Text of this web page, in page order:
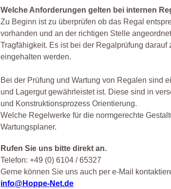
Welche Anforderungen gelten bei internen
Zu Beginn ist zu überprüfen ob das Regal
vorhanden und an der richtigen Stelle
Tragfähigkeit. Es ist bei der Regalprüfung
eingehalten werden.
Bei der Prüfung und Wartung von Regalen sind
und Lagergut gewährleistet ist. Diese sind in
und Konstruktionsprozess Orientierung.
Welche Regelwerke für die normgerechte
Wartungsplaner.
Rufen Sie uns bitte direkt an.
Telefon: +49 (0) 6104 / 65327
Gerne können Sie uns auch per e-Mail
info@Hoppe-Net.de